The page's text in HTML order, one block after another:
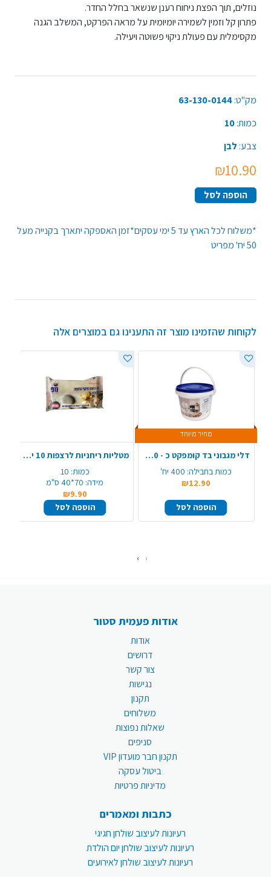
נוזלים, תוך הפצת ניחוח רענן שנשאר בחלל החדר.
פתרון קל וזמין לשמירה יומיומית על מראה הפרקט, המשלב הגנה
מקסימלית עם פעולת ניקוי פשוטה ויעילה.
מק"ט:63-130-0144
כמות:10
צבע: לבן
₪10.90
הוספה לסל
*משלוח לכל הארץ עד 5 ימי עסקים*זמן האספקה יתארך בקנייה מעל
50 יח' מפריט
לקוחות שהזמינו מוצר זה התענינו גם במוצרים אלה
מחיר מיוחד
דלי מגבוני בד קומפקט כ - 400 יח'
כמות בחבילה: 400 יח'
₪12.90
הוספה לסל
מטליות ריחניות לרצפות 10 יח' XL - ספא
כמות: 10
מידה: 70*40 ס"מ
₪9.90
הוספה לסל
‹
›
אודות פעמית סטור
אודות
דרושים
צור קשר
נגישות
תקנון
משלוחים
שאלות נפוצות
סניפים
תקנון חבר מועדון VIP
ביטול עסקה
מדיניות פרטיות
כתבות ומאמרים
רעיונות לעיצוב שולחן חגיגי
רעיונות לעיצוב שולחן יום הולדת
רעיונות לעיצוב שולחן לאירועים